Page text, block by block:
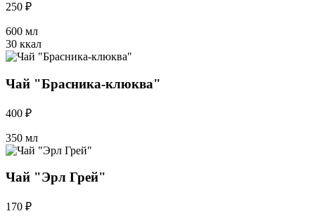
250 ₽
600 мл
30 ккал
Чай "Брасника-клюква"
400 ₽
350 мл
Чай "Эрл Грей"
170 ₽